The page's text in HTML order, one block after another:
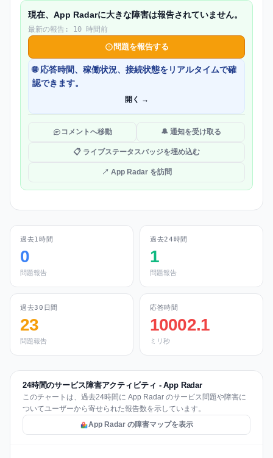
現在、App Radarに大きな障害は報告されていません。
最新の報告: 10 時間前
問題を報告する
🌐 応答時間、稼働状況、接続状態をリアルタイムで確
認できます。
開く →
コメントへ移動 🔔 通知を受け取る
📋 ライブステータスバッジを埋め込む
↗ App Radar を訪問
過去1時間
0
問題報告
過去24時間
1
問題報告
過去30日間
23
問題報告
応答時間
10002.1
ミリ秒
24時間のサービス障害アクティビティ - App Radar
このチャートは、過去24時間に App Radar のサービス問題や障害に
ついてユーザーから寄せられた報告数を示しています。
App Radar の障害マップを表示